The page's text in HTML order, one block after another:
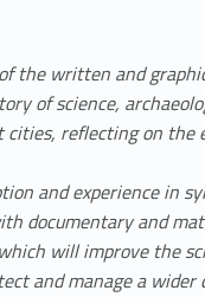
the written and
of science,
reflecting on the
and experience in
documentary and
will improve the
and manage a wider